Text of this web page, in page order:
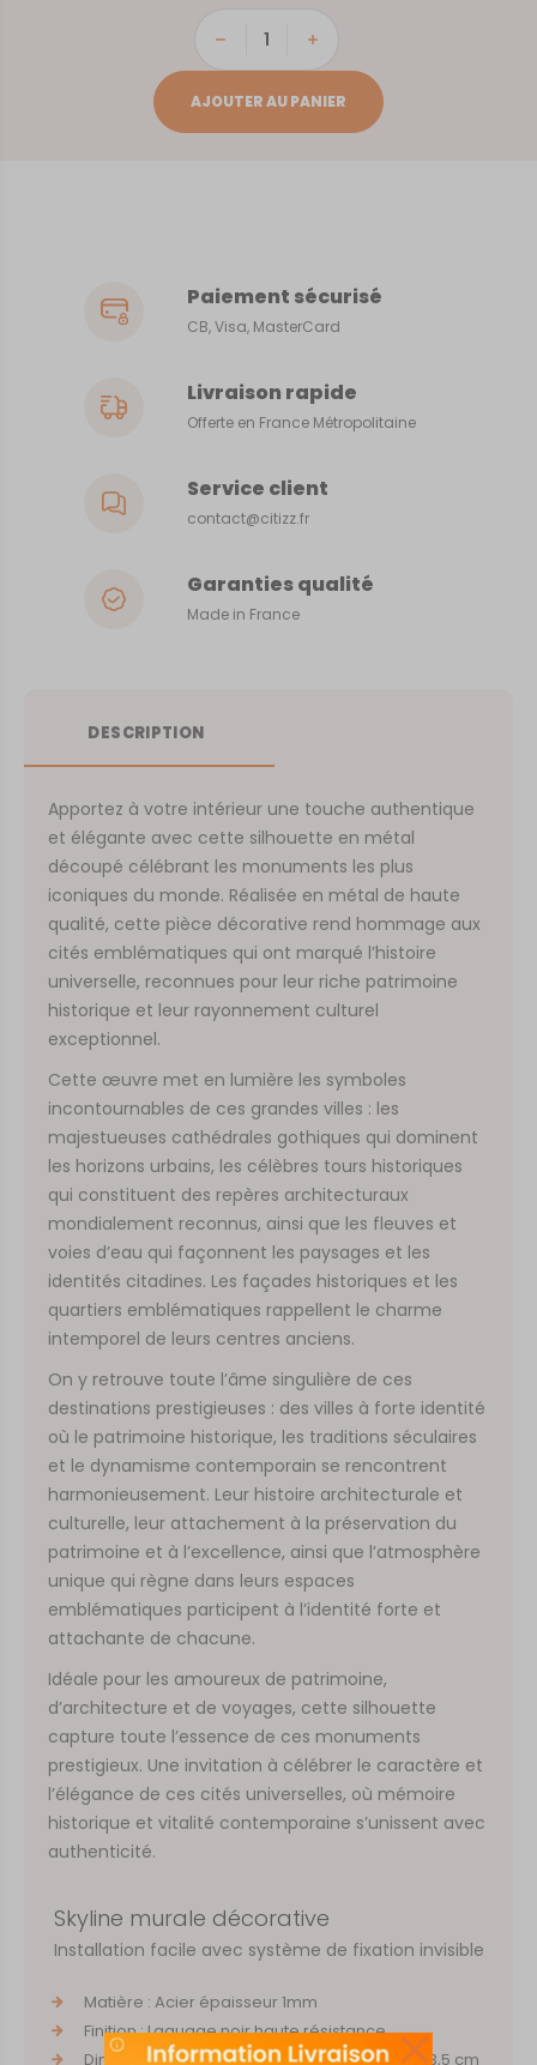
quantité
World
AJOUTER AU PANIER
Paiement sécurisé
CB, Visa, MasterCard
Livraison rapide
Offerte en France Métropolitaine
Service client
contact@citizz.fr
Garanties qualité
Made in France
DESCRIPTION
Apportez à votre intérieur une touche authentique
et élégante avec cette silhouette en métal
découpé célébrant les monuments les plus
iconiques du monde. Réalisée en métal de haute
qualité, cette pièce décorative rend hommage aux
cités emblématiques qui ont marqué l’histoire
universelle, reconnues pour leur riche patrimoine
historique et leur rayonnement culturel
exceptionnel.
Cette œuvre met en lumière les symboles
incontournables de ces grandes villes : les
majestueuses cathédrales gothiques qui dominent
les horizons urbains, les célèbres tours historiques
qui constituent des repères architecturaux
mondialement reconnus, ainsi que les fleuves et
voies d’eau qui façonnent les paysages et les
identités citadines. Les façades historiques et les
quartiers emblématiques rappellent le charme
intemporel de leurs centres anciens.
On y retrouve toute l’âme singulière de ces
destinations prestigieuses : des villes à forte identité
où le patrimoine historique, les traditions séculaires
et le dynamisme contemporain se rencontrent
harmonieusement. Leur histoire architecturale et
culturelle, leur attachement à la préservation du
patrimoine et à l’excellence, ainsi que l’atmosphère
unique qui règne dans leurs espaces
emblématiques participent à l’identité forte et
attachante de chacune.
Idéale pour les amoureux de patrimoine,
d’architecture et de voyages, cette silhouette
capture toute l’essence de ces monuments
prestigieux. Une invitation à célébrer le caractère et
l’élégance de ces cités universelles, où mémoire
historique et vitalité contemporaine s’unissent avec
authenticité.
Skyline murale décorative
Installation facile avec système de fixation invisible
Matière : Acier épaisseur 1mm
Finition : Laquage noir haute résistance
Dimensions : Larg. 68 cm x Haut 27 cm x Prof. 3,5 cm